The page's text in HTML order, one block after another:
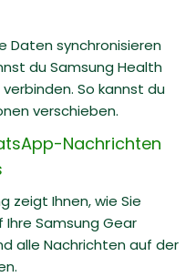
Daten synchronisieren
du Samsung Health
So kannst du
verschieben.
Nachrichten
zeigt Ihnen, wie Sie
Samsung Gear
alle Nachrichten auf der